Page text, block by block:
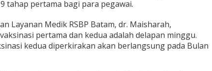
tahap pertama bagi para pegawai.
Layanan Medik RSBP Batam, dr. Maisharah,
pertama dan kedua adalah delapan minggu.
kedua diperkirakan akan berlangsung pada Bulan